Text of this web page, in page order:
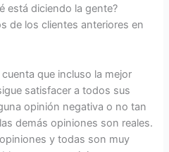
está diciendo la gente?
de los clientes anteriores en
que incluso la mejor
satisfacer a todos sus
opinión negativa o no tan
demás opiniones son reales.
y todas son muy